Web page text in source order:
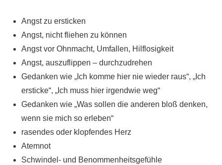
Angst zu ersticken
Angst, nicht fliehen zu können
Angst vor Ohnmacht, Umfallen, Hilflosigkeit
Angst, auszuflippen – durchzudrehen
Gedanken wie „Ich komme hier nie wieder raus“, „Ich
ersticke“, „Ich muss hier irgendwie weg“
Gedanken wie „Was sollen die anderen bloß denken,
wenn sie mich so erleben“
rasendes oder klopfendes Herz
Atemnot
Schwindel- und Benommenheitsgefühle